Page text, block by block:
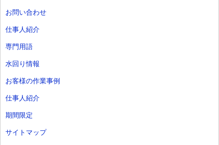
お問い合わせ
仕事人紹介
専門用語
水回り情報
お客様の作業事例
仕事人紹介
期間限定
サイトマップ